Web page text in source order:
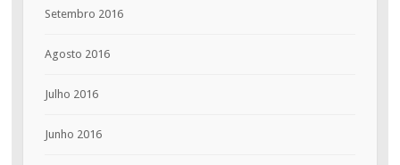
Setembro 2016
Agosto 2016
Julho 2016
Junho 2016